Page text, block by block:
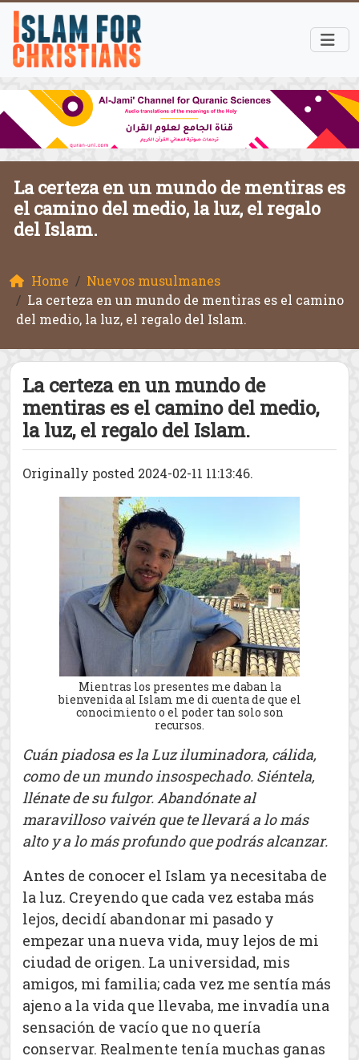
La certeza en un mundo de mentiras es
el camino del medio, la luz, el regalo
del Islam.
Home
Nuevos musulmanes
La certeza en un mundo de mentiras es el camino
del medio, la luz, el regalo del Islam.
La certeza en un mundo de
mentiras es el camino del medio,
la luz, el regalo del Islam.
Originally posted 2024-02-11 11:13:46.
Mientras los presentes me daban la
bienvenida al Islam me di cuenta de que el
conocimiento o el poder tan solo son
recursos.
Cuán piadosa es la Luz iluminadora, cálida,
como de un mundo insospechado. Siéntela,
llénate de su fulgor. Abandónate al
maravilloso vaivén que te llevará a lo más
alto y a lo más profundo que podrás alcanzar.
Antes de conocer el Islam ya necesitaba de
la luz. Creyendo que cada vez estaba más
lejos, decidí abandonar mi pasado y
empezar una nueva vida, muy lejos de mi
ciudad de origen. La universidad, mis
amigos, mi familia; cada vez me sentía más
ajeno a la vida que llevaba, me invadía una
sensación de vacío que no quería
conservar. Realmente tenía muchas ganas